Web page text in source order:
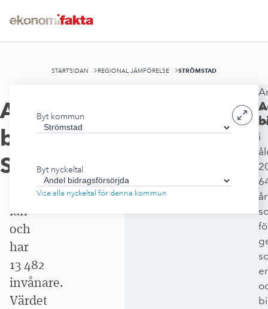
STARTSIDAN REGIONAL JÄMFÖRELSE STRÖMSTAD
Andel
bidragsförsörjda,
Strömstad
kommun
ligger
Västra
Götalands
län
och
har
13 482
invånare.
Värdet
Byt kommun
Byt nyckeltal
Visa alla nyckeltal för denna kommun
av
i
år